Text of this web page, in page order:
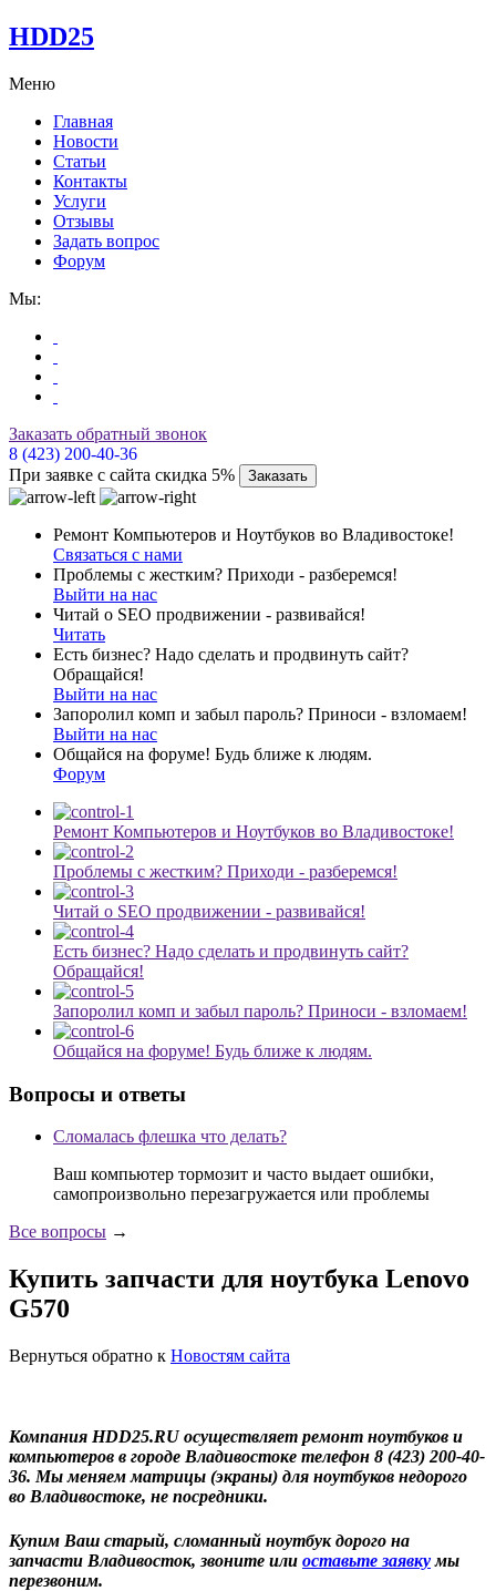
HDD25
Меню
Главная
Новости
Статьи
Контакты
Услуги
Отзывы
Задать вопрос
Форум
Мы:
Заказать обратный звонок
8 (423) 200-40-36
При заявке с сайта скидка 5%
Заказать
Ремонт Компьютеров и Ноутбуков во Владивостоке!
Связаться с нами
Проблемы с жестким? Приходи - разберемся!
Выйти на нас
Читай о SEO продвижении - развивайся!
Читать
Есть бизнес? Надо сделать и продвинуть сайт?
Обращайся!
Выйти на нас
Запоролил комп и забыл пароль? Приноси - взломаем!
Выйти на нас
Общайся на форуме! Будь ближе к людям.
Форум
Ремонт Компьютеров и Ноутбуков во Владивостоке!
Проблемы с жестким? Приходи - разберемся!
Читай о SEO продвижении - развивайся!
Есть бизнес? Надо сделать и продвинуть сайт?
Обращайся!
Запоролил комп и забыл пароль? Приноси - взломаем!
Общайся на форуме! Будь ближе к людям.
Вопросы и ответы
Сломалась флешка что делать?
Ваш компьютер тормозит и часто выдает ошибки,
самопроизвольно перезагружается или проблемы
Все вопросы →
Купить запчасти для ноутбука Lenovo
G570
Вернуться обратно к Новостям сайта
Компания HDD25.RU осуществляет ремонт ноутбуков и
компьютеров в городе Владивостоке телефон 8 (423) 200-40-
36. Мы меняем матрицы (экраны) для ноутбуков недорого
во Владивостоке, не посредники.
Купим Ваш старый, сломанный ноутбук дорого на
запчасти Владивосток, звоните или оставьте заявкумы
перезвоним.